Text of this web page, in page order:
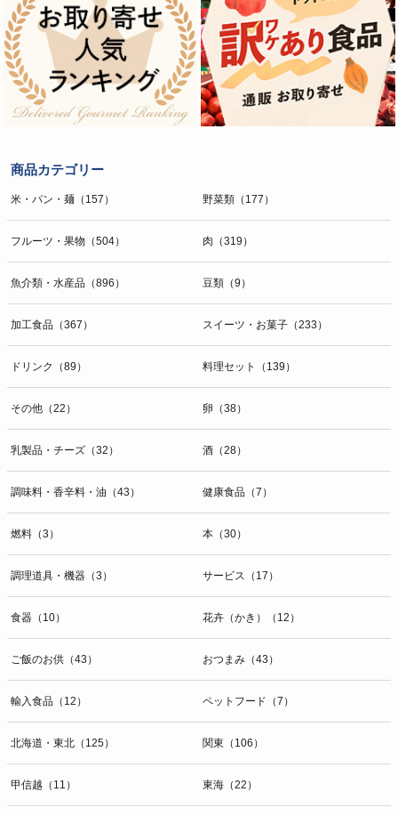
商品カテゴリー
米・パン・麺（157） 野菜類（177）
フルーツ・果物（504） 肉（319）
魚介類・水産品（896） 豆類（9）
加工食品（367） スイーツ・お菓子（233）
ドリンク（89） 料理セット（139）
その他（22） 卵（38）
乳製品・チーズ（32） 酒（28）
調味料・香辛料・油（43） 健康食品（7）
燃料（3） 本（30）
調理道具・機器（3） サービス（17）
食器（10） 花卉（かき）（12）
ご飯のお供（43） おつまみ（43）
輸入食品（12） ペットフード（7）
北海道・東北（125） 関東（106）
甲信越（11） 東海（22）